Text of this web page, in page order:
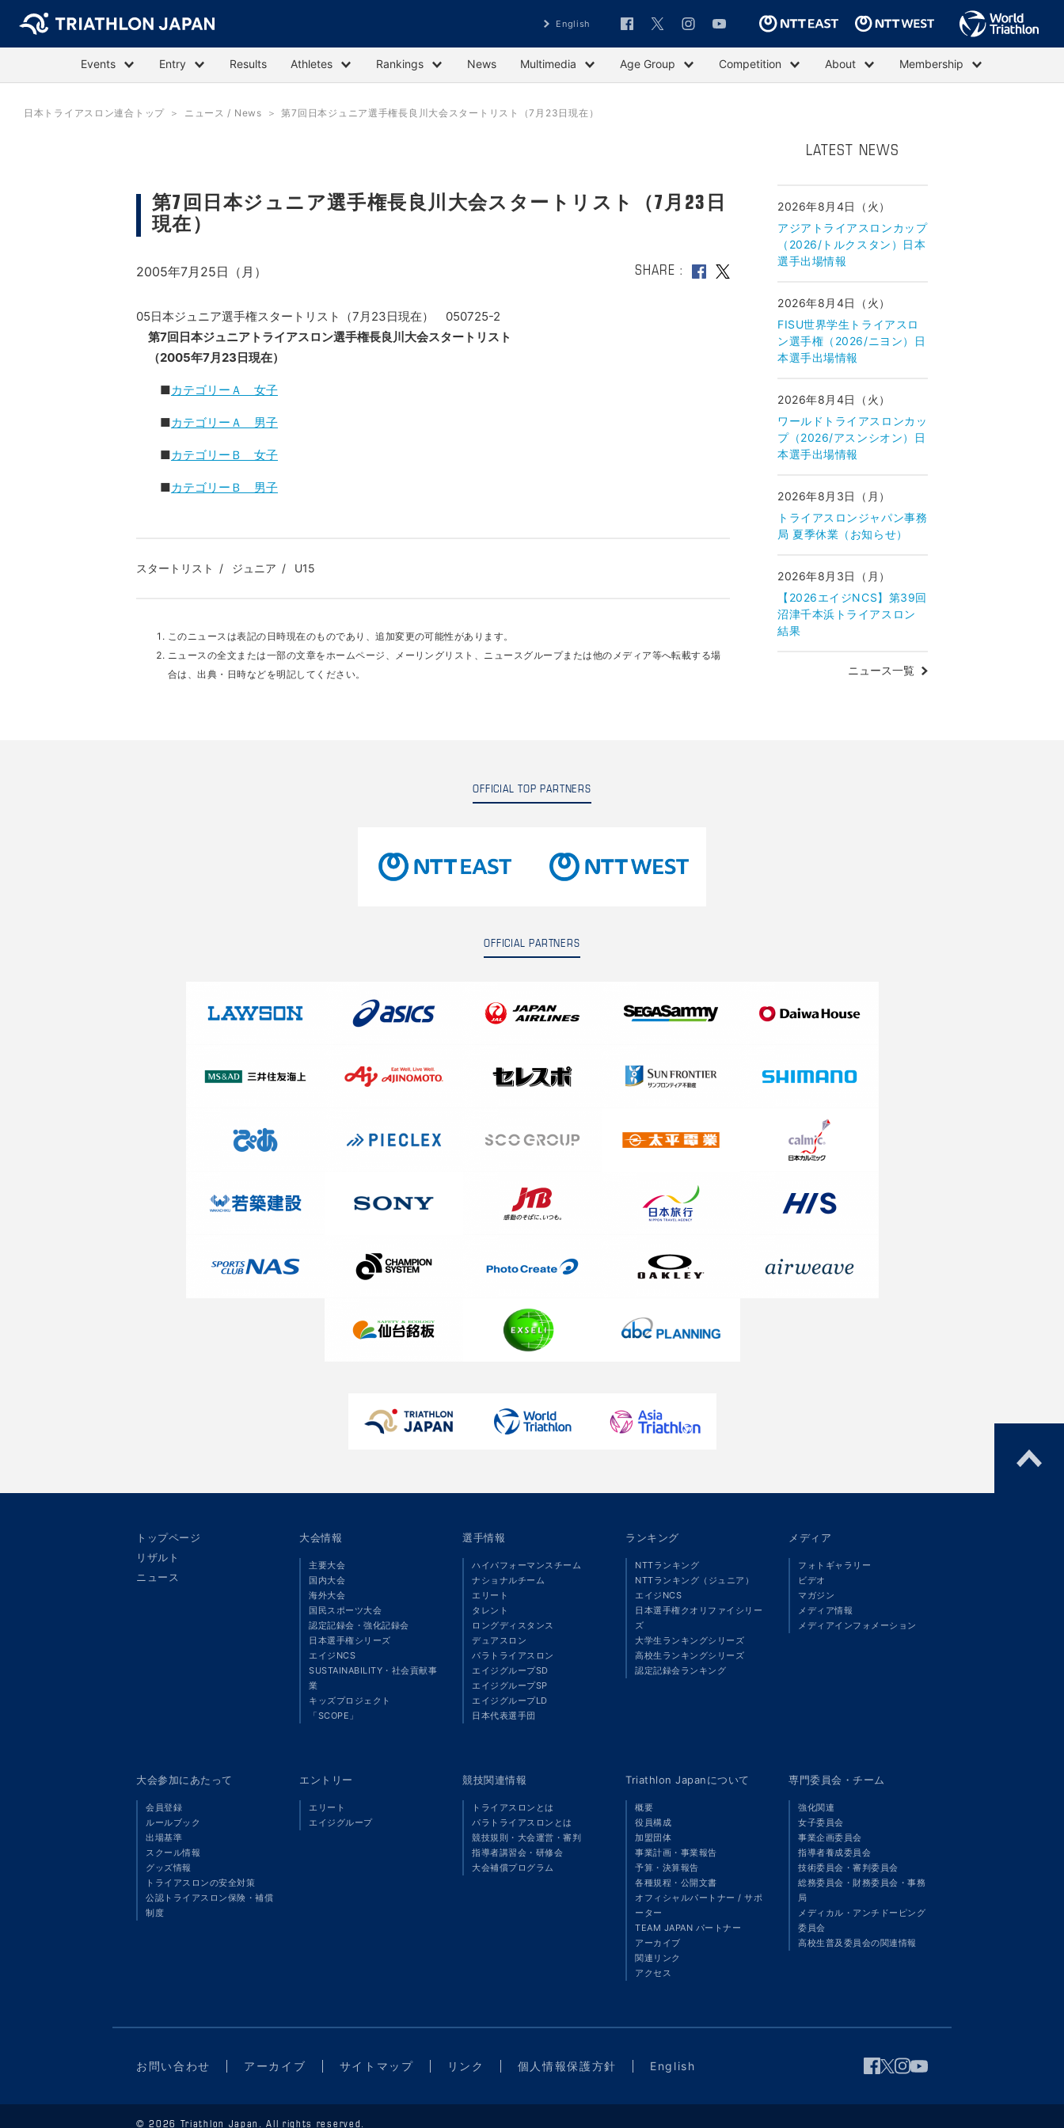
English
Events Entry Results Athletes Rankings News Multimedia Age Group Competition About Membership
日本トライアスロン連合トップ ニュース / News 第7回日本ジュニア選手権長良川大会スタートリスト（7月23日現在）
第7回日本ジュニア選手権長良川大会スタートリスト（7月23日
現在）
2005年7月25日（月） SHARE
05日本ジュニア選手権スタートリスト（7月23日現在） 050725-2
第7回日本ジュニアトライアスロン選手権長良川大会スタートリスト
（2005年7月23日現在）
■カテゴリーＡ 女子
■カテゴリーＡ 男子
■カテゴリーＢ 女子
■カテゴリーＢ 男子
スタートリスト ジュニア U15
このニュースは表記の日時現在のものであり、追加変更の可能性があります。
ニュースの全文または一部の文章をホームページ、メーリングリスト、ニュースグループまたは他のメディア等へ転載する場
合は、出典・日時などを明記してください。
LATEST NEWS
2026年8月4日（火）
アジアトライアスロンカップ
（2026/トルクスタン）日本
選手出場情報
2026年8月4日（火）
FISU世界学生トライアスロ
ン選手権（2026/ニヨン）日
本選手出場情報
2026年8月4日（火）
ワールドトライアスロンカッ
プ（2026/アスンシオン）日
本選手出場情報
2026年8月3日（月）
トライアスロンジャパン事務
局 夏季休業（お知らせ）
2026年8月3日（月）
【2026エイジNCS】第39回
沼津千本浜トライアスロン
結果
ニュース一覧
OFFICIAL TOP PARTNERS
OFFICIAL PARTNERS
トップページ
リザルト
ニュース
大会情報
主要大会
国内大会
海外大会
国民スポーツ大会
認定記録会・強化記録会
日本選手権シリーズ
エイジNCS
SUSTAINABILITY・社会貢献事
業
キッズプロジェクト
「SCOPE」
選手情報
ハイパフォーマンスチーム
ナショナルチーム
エリート
タレント
ロングディスタンス
デュアスロン
パラトライアスロン
エイジグループSD
エイジグループSP
エイジグループLD
日本代表選手団
ランキング
NTTランキング
NTTランキング（ジュニア）
エイジNCS
日本選手権クオリファイシリー
ズ
大学生ランキングシリーズ
高校生ランキングシリーズ
認定記録会ランキング
メディア
フォトギャラリー
ビデオ
マガジン
メディア情報
メディアインフォメーション
大会参加にあたって
会員登録
ルールブック
出場基準
スクール情報
グッズ情報
トライアスロンの安全対策
公認トライアスロン保険・補償
制度
エントリー
エリート
エイジグループ
競技関連情報
トライアスロンとは
パラトライアスロンとは
競技規則・大会運営・審判
指導者講習会・研修会
大会補償プログラム
Triathlon Japanについて
概要
役員構成
加盟団体
事業計画・事業報告
予算・決算報告
各種規程・公開文書
オフィシャルパートナー / サポ
ーター
TEAM JAPAN パートナー
アーカイブ
関連リンク
アクセス
専門委員会・チーム
強化関連
女子委員会
事業企画委員会
指導者養成委員会
技術委員会・審判委員会
総務委員会・財務委員会・事務
局
メディカル・アンチドーピング
委員会
高校生普及委員会の関連情報
お問い合わせ アーカイブ サイトマップ リンク 個人情報保護方針 English
© 2026 Triathlon Japan. All rights reserved.